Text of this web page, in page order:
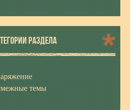
РАЗДЕЛА
темы